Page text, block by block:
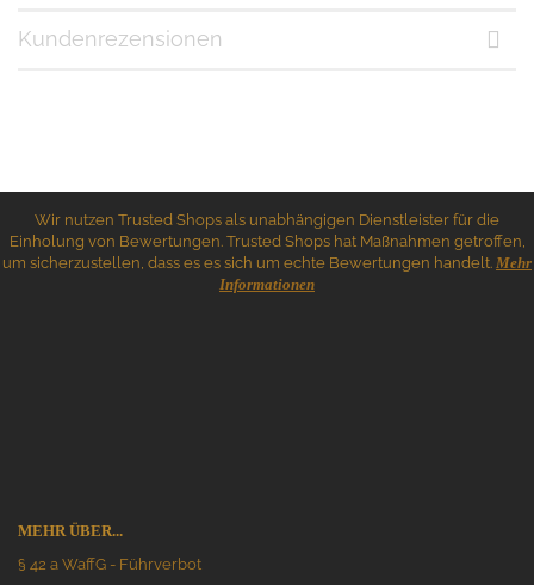
Kundenrezensionen
Wir nutzen Trusted Shops als unabhängigen Dienstleister für die
Einholung von Bewertungen. Trusted Shops hat Maßnahmen getroffen,
um sicherzustellen, dass es es sich um echte Bewertungen handelt. Mehr
Informationen
MEHR ÜBER...
§ 42 a WaffG - Führverbot